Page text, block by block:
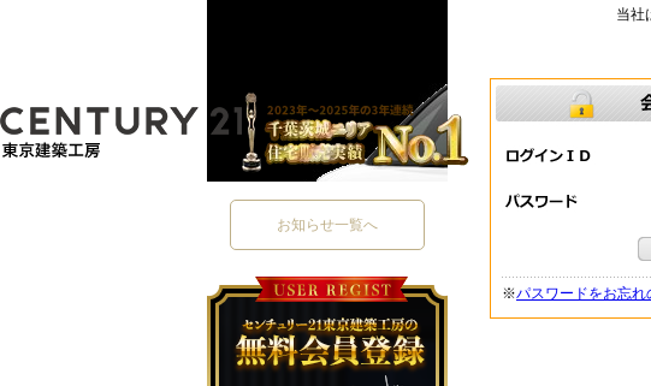
当社
※パスワードをお忘れ
お知らせ一覧へ